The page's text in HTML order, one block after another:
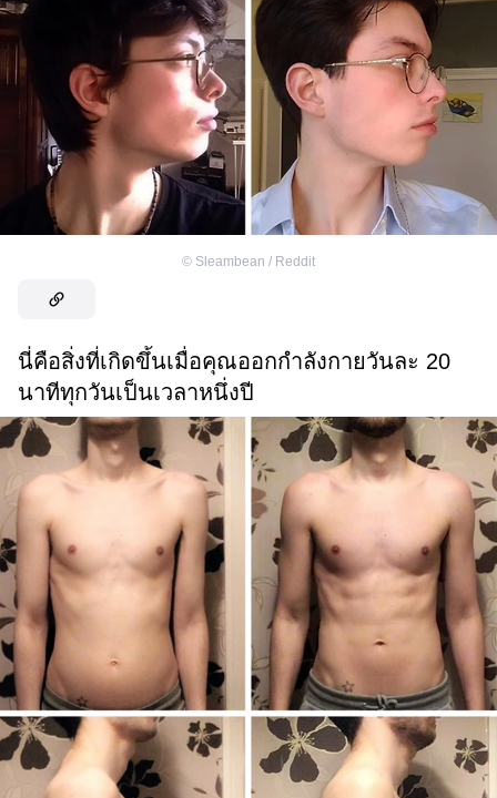
© Sleambean / Reddit
นี่คือสิ่งที่เกิดขึ้นเมื่อคุณออกกำลังกายวันละ 20
นาทีทุกวันเป็นเวลาหนึ่งปี